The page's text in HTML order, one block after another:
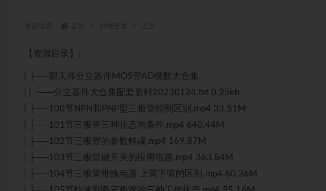
【资源目录】:
| ├──郭天祥分立器件MOS管AD模数大合集
| | └──分立器件大合集配套资料20230124.txt 0.25kb
| ├──100节NPN和PNP型三极管控制区别.mp4 33.51M
| ├──101节三极管三种状态的条件.mp4 640.44M
| ├──102节三极管的参数解读.mp4 169.87M
| ├──103节三极管做开关的应用电路.mp4 363.84M
| ├──104节三极管推挽电路 上管下管的区别.mp4 60.36M